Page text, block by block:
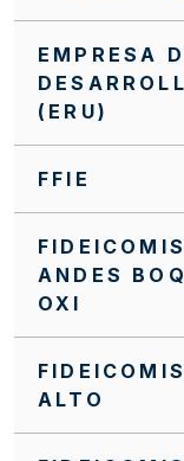
EMPRESA
(ERU)
FFIE
ANDES
OXI
ALTO